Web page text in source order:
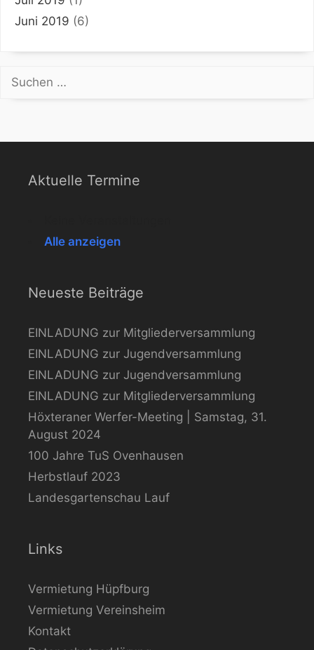
Juni 2019 (6)
Suchen
nach:
Aktuelle Termine
Alle anzeigen
Neueste Beiträge
EINLADUNG zur Mitgliederversammlung
EINLADUNG zur Jugendversammlung
EINLADUNG zur Jugendversammlung
EINLADUNG zur Mitgliederversammlung
Höxteraner Werfer-Meeting | Samstag, 31.
August 2024
100 Jahre TuS Ovenhausen
Herbstlauf 2023
Landesgartenschau Lauf
Links
Vermietung Hüpfburg
Vermietung Vereinsheim
Kontakt